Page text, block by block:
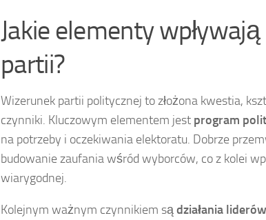
Jakie elementy
partii?
Wizerunek partii politycznej to złożona kwestia,
czynniki. Kluczowym elementem jest program
na potrzeby i oczekiwania elektoratu. Dobrze
budowanie zaufania wśród wyborców, co z kolei
wiarygodnej.
Kolejnym ważnym czynnikiem sądziałania liderów